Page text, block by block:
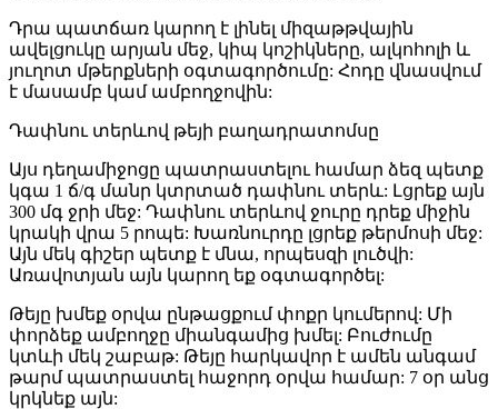
Դրա պատճառ կարող է լինել միզաթթվային
ավելցուկը արյան մեջ, կիպ կոշիկները, ալկոհոլի և
յուղոտ մթերքների օգտագործումը: Հոդը վնասվում
է մասամբ կամ ամբողջովին:
Դափնու տերևով թեյի բաղադրատոմսը
Այս դեղամիջոցը պատրաստելու համար ձեզ պետք
կգա 1 ճ/գ մանր կտրտած դափնու տերև: Լցրեք այն
300 մգ ջրի մեջ: Դափնու տերևով ջուրը դրեք միջին
կրակի վրա 5 րոպե: Խառնուրդը լցրեք թերմոսի մեջ:
Այն մեկ գիշեր պետք է մնա, որպեսզի լուծվի:
Առավոտյան այն կարող եք օգտագործել:
Թեյը խմեք օրվա ընթացքում փոքր կումերով: Մի
փորձեք ամբողջը միանգամից խմել: Բուժումը
կտևի մեկ շաբաթ: Թեյը հարկավոր է ամեն անգամ
թարմ պատրաստել հաջորդ օրվա համար: 7 օր անց
կրկնեք այն: